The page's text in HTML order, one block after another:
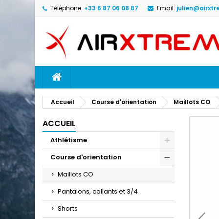
Téléphone: +33 6 87 06 08 87 Email:
ACCUEIL
Accueil Course d'orientation Maillots CO
ACCUEIL
Athlétisme
Course d'orientation
Maillots CO
Pantalons, collants et 3/4
Shorts
add_circle_outline